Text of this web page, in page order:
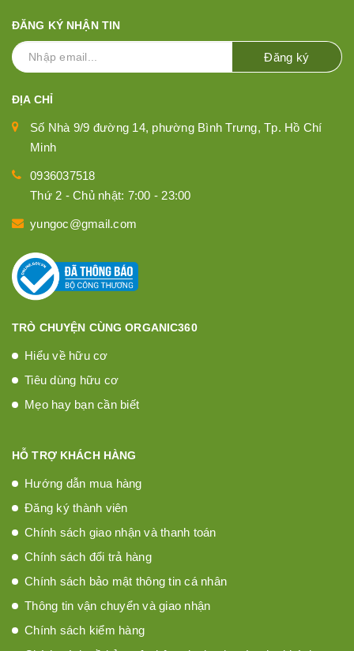
ĐĂNG KÝ NHẬN TIN
Đăng ký
ĐỊA CHỈ
Số Nhà 9/9 đường 14, phường Bình Trưng, Tp. Hồ Chí
Minh
0936037518
Thứ 2 - Chủ nhật: 7:00 - 23:00
yungoc@gmail.com
TRÒ CHUYỆN CÙNG ORGANIC360
Hiểu về hữu cơ
Tiêu dùng hữu cơ
Mẹo hay bạn cần biết
HỖ TRỢ KHÁCH HÀNG
Hướng dẫn mua hàng
Đăng ký thành viên
Chính sách giao nhận và thanh toán
Chính sách đổi trả hàng
Chính sách bảo mật thông tin cá nhân
Thông tin vận chuyển và giao nhận
Chính sách kiểm hàng